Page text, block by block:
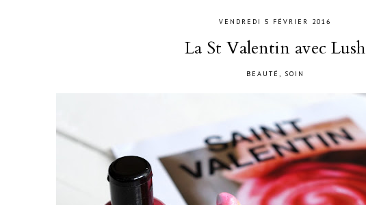
VENDREDI 5 FÉVRIER 2016
La St Valentin avec Lush
BEAUTÉ , SOIN